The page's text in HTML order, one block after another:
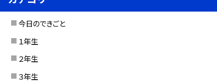
今日のできごと
１年生
２年生
３年生